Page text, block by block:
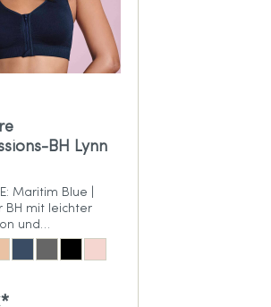
BH Lynn
Maritim Blue |
BH mit leichter
und